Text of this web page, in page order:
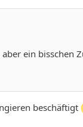
ein bisschen
beschäftigt